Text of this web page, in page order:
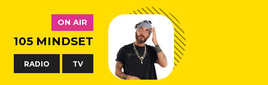
ON AIR
105 MINDSET
RADIO TV